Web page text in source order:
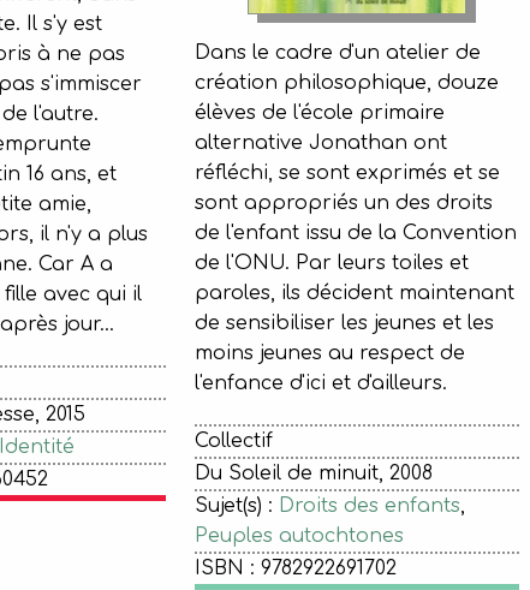
Il s'y est
à ne pas
s'immiscer
l'autre.
16 ans, et
amie,
il n'y a plus
Car A a
avec qui il
jour...
2015
Identité
Dans le cadre d'un atelier de
création philosophique, douze
élèves de l'école primaire
alternative Jonathan ont
réfléchi, se sont exprimés et se
sont appropriés un des droits
de l'enfant issu de la Convention
de l'ONU. Par leurs toiles et
paroles, ils décident maintenant
de sensibiliser les jeunes et les
moins jeunes au respect de
l'enfance d'ici et d'ailleurs.
Collectif
Du Soleil de minuit, 2008
Sujet(s) : Droits des enfants,
Peuples autochtones
ISBN : 9782922691702